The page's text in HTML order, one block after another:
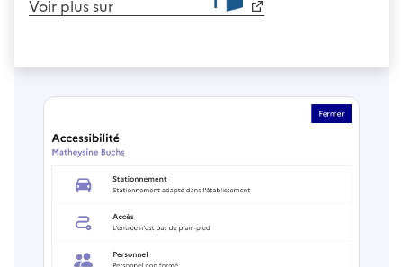
Voir plus sur